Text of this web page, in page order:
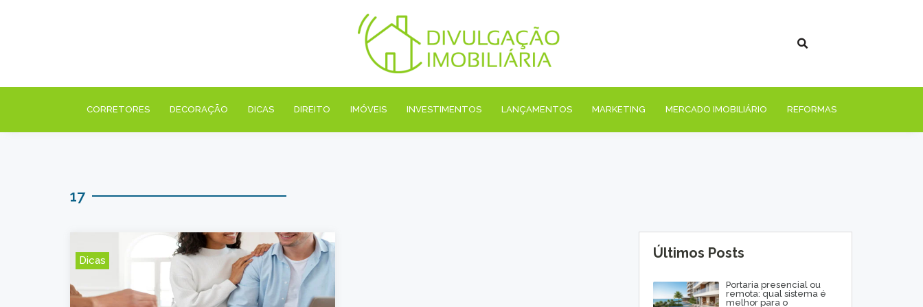
CORRETORES DECORAÇÃO DICAS DIREITO IMÓVEIS INVESTIMENTOS LANÇAMENTOS MARKETING MERCADO IMOBILIÁRIO REFORMAS
17
Dicas Últimos Posts
Portaria presencial ou
remota: qual sistema é
melhor para o